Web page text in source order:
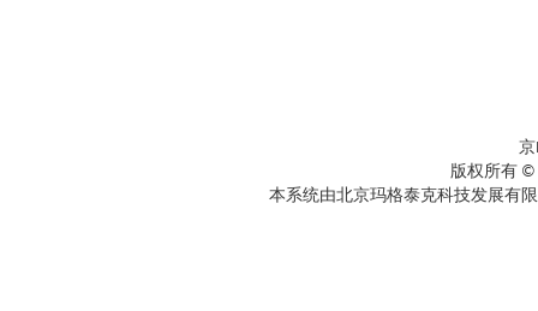
京
版权所有 ©
本系统由北京玛格泰克科技发展有